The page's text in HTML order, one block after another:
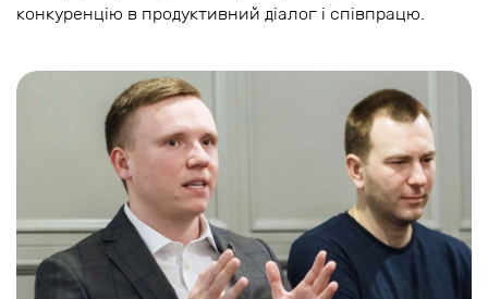
конкуренцію в продуктивний діалог і співпрацю.